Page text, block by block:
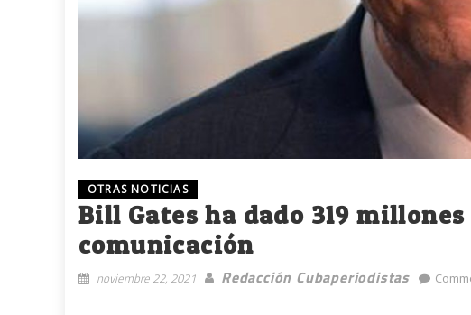
OTRAS NOTICIAS
Bill Gates ha dado 319
comunicación
noviembre 22, 2021 Redacción Cubaperiodistas